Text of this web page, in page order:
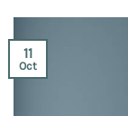
11
Oct